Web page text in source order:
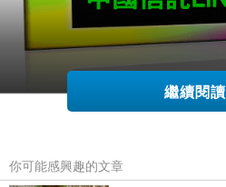
繼續閱讀
你可能感興趣的文章